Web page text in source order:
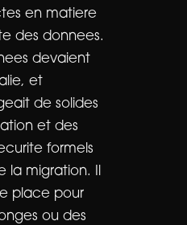
en matiere
des donnees.
devaient
et
de solides
et des
formels
la migration. Il
place pour
ou des